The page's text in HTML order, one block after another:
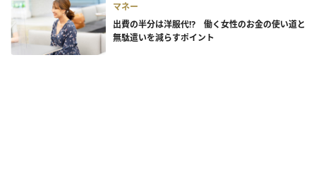
マネー
出費の半分は洋服代⁉ 働く女性のお金の使い道と
無駄遣いを減らすポイント